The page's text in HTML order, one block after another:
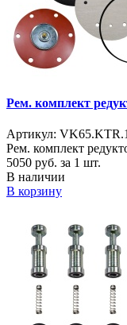
Рем. комплект
Артикул:
Рем. комплект
5050 руб. за 1 шт.
В наличии
В корзину